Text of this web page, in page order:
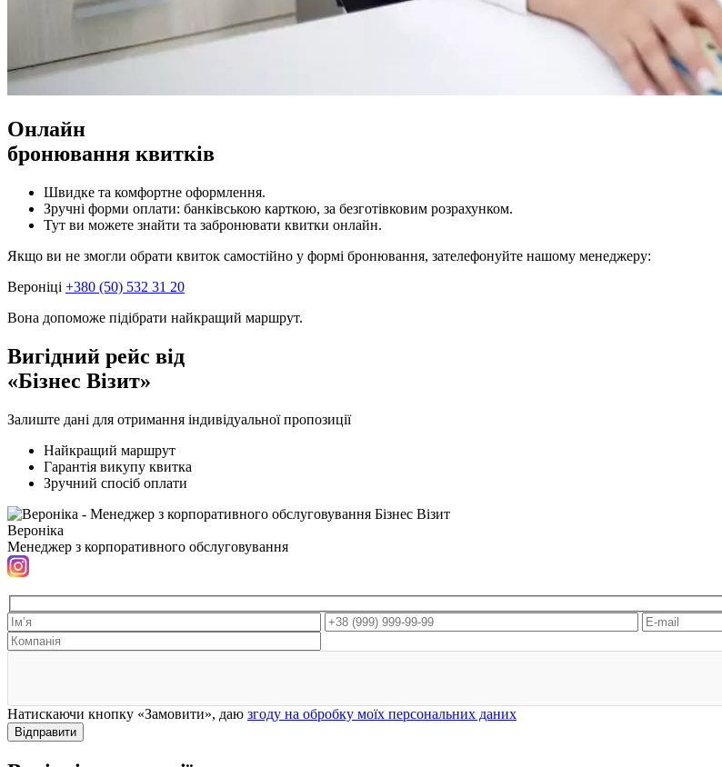
Онлайн
бронювання квитків
Швидке та комфортне оформлення.
Зручні форми оплати: банківською карткою, за безготівковим розрахунком.
Тут ви можете знайти та забронювати квитки онлайн.
Якщо ви не змогли обрати квиток самостійно у формі бронювання, зателефонуйте нашому менеджеру:
Вероніці +380 (50) 532 31 20
Вона допоможе підібрати найкращий маршрут.
Вигідний рейс від
«Бізнес Візит»
Залиште дані для отримання індивідуальної пропозиції
Найкращий маршрут
Гарантія викупу квитка
Зручний спосіб оплати
Вероніка
Менеджер з корпоративного обслуговування
Натискаючи кнопку «Замовити», даю згоду на обробку моїх персональних даних
Відправити